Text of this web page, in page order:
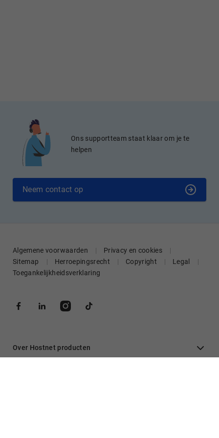
Ons supportteam staat klaar om je te
helpen
Neem contact op
Algemene voorwaarden
Privacy en cookies
Sitemap
Herroepingsrecht Copyright
Legal
Toegankelijkheidsverklaring
Over Hostnet producten